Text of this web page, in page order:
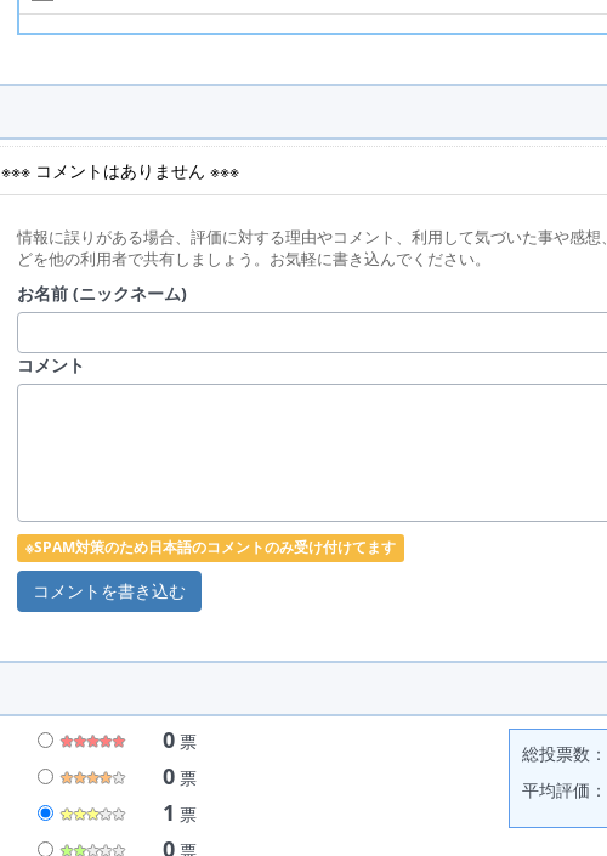
※※※ コメントはありません ※※※
情報に誤りがある場合、評価に対する理由やコメント、利用して気づいた事や感想
どを他の利用者で共有しましょう。お気軽に書き込んでください。
お名前 (ニックネーム)
コメント
※SPAM対策のため日本語のコメントのみ受け付けてます
0票
0票
1 票
0票
総投票数
平均評価